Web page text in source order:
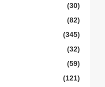
(30)
(82)
(345)
(32)
(59)
(121)